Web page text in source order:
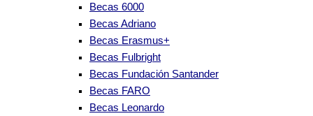
Becas 6000
Becas Adriano
Becas Erasmus+
Becas Fulbright
Becas Fundación Santander
Becas FARO
Becas Leonardo